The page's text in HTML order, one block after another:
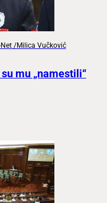
/Milica Vučković
mu „namestili“